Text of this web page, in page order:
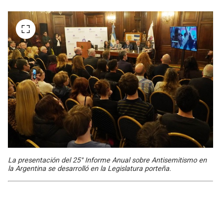
La presentación del 25° Informe Anual sobre Antisemitismo en
la Argentina se desarrolló en la Legislatura porteña.